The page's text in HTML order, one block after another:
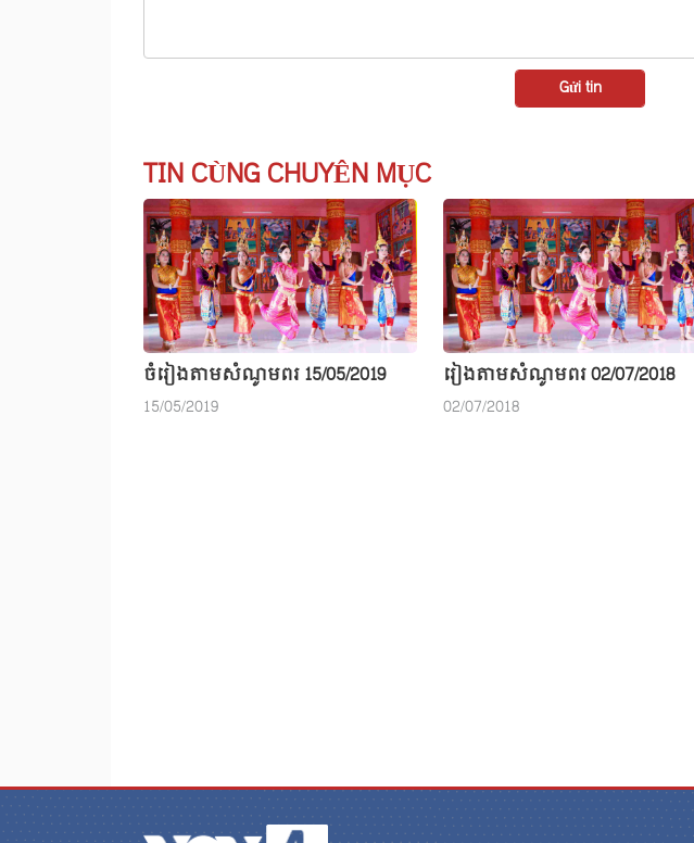
TIN CÙNG CHUYÊN MỤC
ចំរៀងតាមសំណូមពរ 15/05/2019
15/05/2019
រៀងតាមសំណូមពរ 02/07/2018
02/07/2018